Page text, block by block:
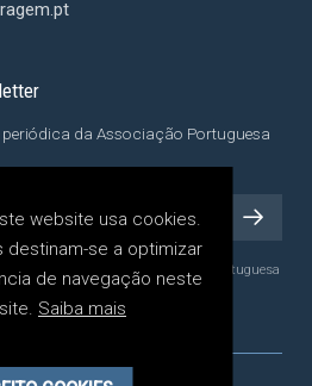
da Associação Portuguesa
de Privacidade
da Associação Portuguesa
website usa cookies.
destinam-se a optimizar
de navegação neste
Saiba mais